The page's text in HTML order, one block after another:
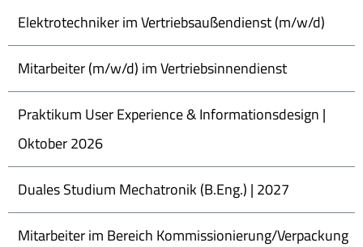
Elektrotechniker im Vertriebsaußendienst (m/w/d)
Mitarbeiter (m/w/d) im Vertriebsinnendienst
Praktikum User Experience & Informationsdesign |
Oktober 2026
Duales Studium Mechatronik (B.Eng.) | 2027
Mitarbeiter im Bereich Kommissionierung/Verpackung